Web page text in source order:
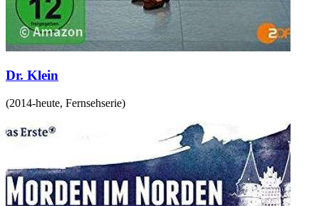
Dr. Klein
(2014-heute, Fernsehserie)